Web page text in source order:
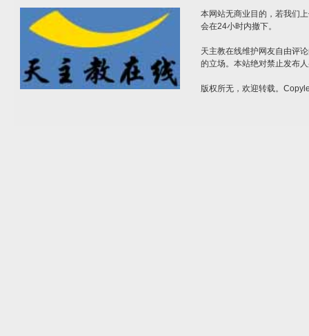
本网站无商业目的，若我们
会在24小时内撤下。
天主教在线维护网友自由评
的立场。本站绝对禁止发布
版权所无，欢迎转载。